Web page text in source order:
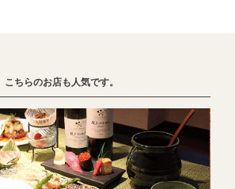
こちらのお店も人気です。